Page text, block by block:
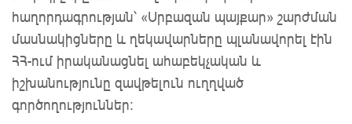
հաղորդագրության՝ «Սրբազան պայքար» շարժման
մասնակիցները և ղեկավարները պլանավորել էին
ՀՀ-ում իրականացնել ահաբեկչական և
իշխանությունը զավթելուն ուղղված
գործողություններ։